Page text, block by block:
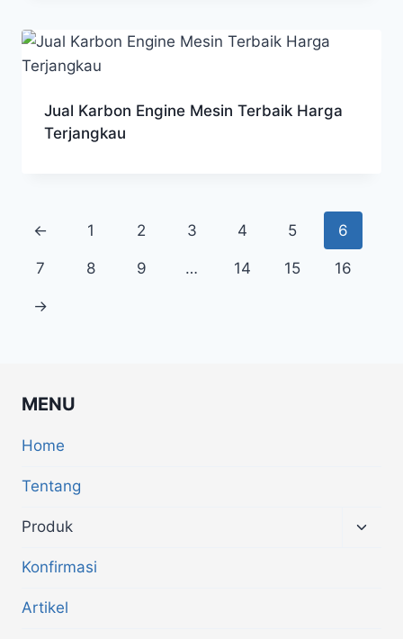
Jual Karbon Engine Mesin Terbaik Harga
Terjangkau
← 1 2 3 4 5 6
7 8 9 … 14 15 16
→
MENU
Home
Tentang
Produk
Konfirmasi
Artikel